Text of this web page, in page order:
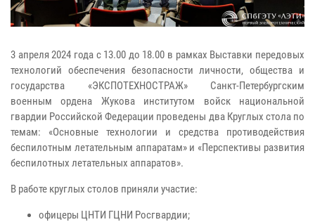
3 апреля 2024 года с 13.00 до 18.00 в рамках Выставки передовых
технологий обеспечения безопасности личности, общества и
государства «ЭКСПОТЕХНОСТРАЖ» Санкт-Петербургским
военным ордена Жукова институтом войск национальной
гвардии Российской Федерации проведены два Круглых стола по
темам: «Основные технологии и средства противодействия
беспилотным летательным аппаратам» и «Перспективы развития
беспилотных летательных аппаратов».
В работе круглых столов приняли участие:
офицеры ЦНТИ ГЦНИ Росгвардии;